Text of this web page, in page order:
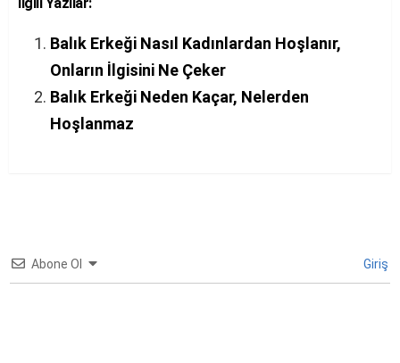
Balık Erkeği Nasıl Kadınlardan Hoşlanır,
Onların İlgisini Ne Çeker
Balık Erkeği Neden Kaçar, Nelerden
Hoşlanmaz
Abone Ol Giriş